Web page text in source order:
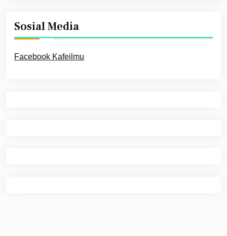
Sosial Media
Facebook Kafeilmu